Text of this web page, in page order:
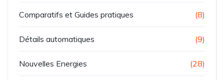
Comparatifs et Guides pratiques (8)
Détails automatiques (9)
Nouvelles Energies (28)